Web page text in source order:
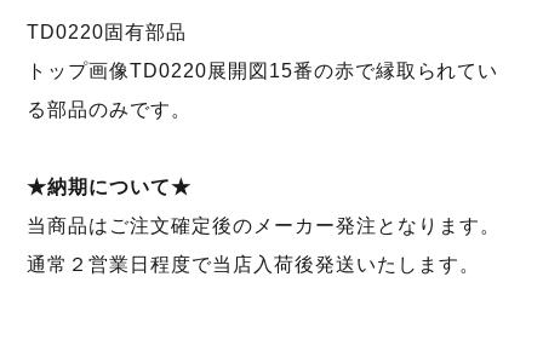
TD0220固有部品
トップ画像TD0220展開図15番の赤で縁取られてい
る部品のみです。
★納期について★
当商品はご注文確定後のメーカー発注となります。
通常２営業日程度で当店入荷後発送いたします。